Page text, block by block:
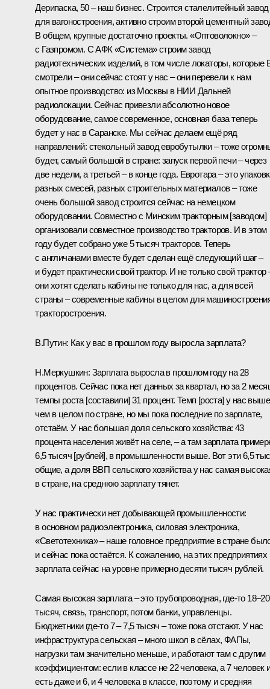
Дерипаска, 50 – наш бизнес. Строится сталелитейный завод
для вагоностроения, активно строим второй цементный
В общем, крупные достаточно проекты. «Оптоволокно» –
с Газпромом. С АФК «Система» строим завод
радиотехнических изделий, в том числе локаторы, которые
смотрели – они сейчас стоят у нас – они перевели к нам
опытное производство: из Москвы в НИИ Дальней
радиолокации. Сейчас привезли абсолютно новое
оборудование, самое современное, основная база теперь
будет у нас в Саранске. Мы сейчас делаем ещё ряд
направлений: стекольный завод евробутылки – тоже
будет, самый большой в стране: запуск первой печи – через
две недели, а третьей – в конце года. Евротара – это
разных смесей, разных строительных материалов – тоже
очень большой завод строится сейчас на немецком
оборудовании. Совместно с Минским тракторным [заводом]
организовали совместное производство тракторов. И в этом
году будет собрано уже 5 тысяч тракторов. Теперь
с англичанами вместе будет сделан ещё следующий шаг –
и будет практически свой трактор. И не только свой трактор
они хотят сделать кабины не только для нас, а для всей
страны – современные кабины в целом для
тракторостроения.
В.Путин: Как у вас в прошлом году выросла зарплата?
Н.Меркушкин: Зарплата выросла в прошлом году на 28
процентов. Сейчас пока нет данных за квартал, но за 2
темпы роста [составили] 31 процент. Темп [роста] у нас
чем в целом по стране, но мы пока последние по зарплате,
отстаём. У нас большая доля сельского хозяйства: 43
процента населения живёт на селе, – а там зарплата
6,5 тысяч [рублей], в промышленности выше. Вот эти 6,5
общие, а доля ВВП сельского хозяйства у нас самая
в стране, на среднюю зарплату тянет.
У нас практически нет добывающей промышленности:
в основном радиоэлектроника, силовая электроника,
«Светотехника» – наше головное предприятие в стране
и сейчас пока остаётся. К сожалению, на этих предприятиях
зарплата сейчас на уровне примерно десяти тысяч рублей.
Самая высокая зарплата – это трубопроводная, где‑то 18–20
тысяч, связь, транспорт, потом банки, управленцы.
Бюджетники где‑то 7 – 7,5 тысяч – тоже пока отстают. У нас
инфраструктура сельская – много школ в сёлах, ФАПы,
нагрузки там значительно меньше, и работают там с другим
коэффициентом: если в классе не 22 человека, а 7 человек
есть даже и 6, и 4 человека в классе, поэтому и средняя